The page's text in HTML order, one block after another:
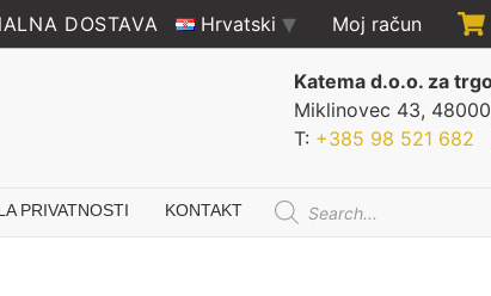
DOSTAVA Hrvatski Moj račun
Katema d.o.o. za
Miklinovec 43,
T: +385 98 521 682
PRIVATNOSTI KONTAKT
Products
search